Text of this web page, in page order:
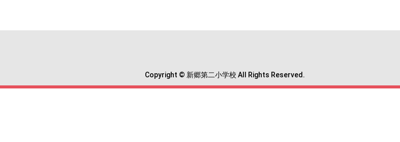
Copyright © 新郷第二小学校 All Rights Reserved.